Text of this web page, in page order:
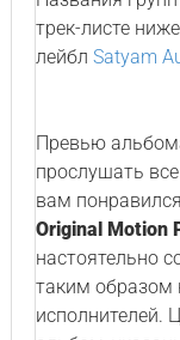
трек-листе
лейбл Satyam
Превью
прослушать
вам
Original Motion
настоятельно
таким образом
исполнителей.